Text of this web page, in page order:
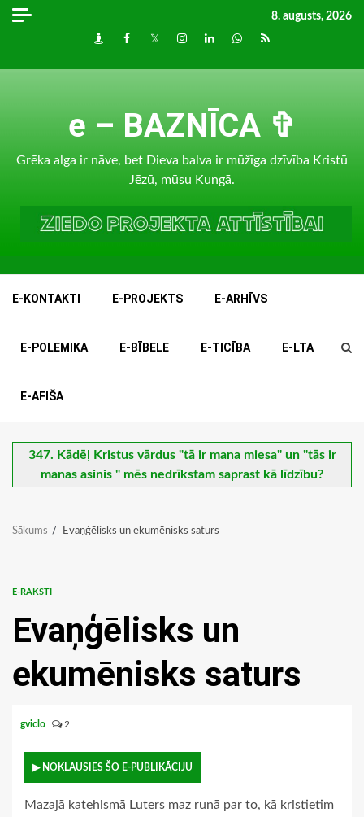
Skip
8. augusts, 2026
DraugiemFacebook
TwitterInstagram
LinkedInwhatsapp
RSS
e – BAZNĪCA ✞
Grēka alga ir nāve, bet Dieva balva ir mūžīga dzīvība Kristū
Jēzū, mūsu Kungā.
E-KONTAKTI E-PROJEKTS E-ARHĪVS
E-POLEMIKA E-BĪBELE E-TICĪBA E-LTA
E-AFIŠA
347. Kādēļ Kristus vārdus "tā ir mana miesa" un "tās ir
manas asinis " mēs nedrīkstam saprast kā līdzību?
Sākums Evaņģēlisks un ekumēnisks saturs
E-RAKSTI
Evaņģēlisks un
ekumēnisks saturs
gviclo 2
▶ NOKLAUSIES ŠO E-PUBLIKĀCIJU
Mazajā katehismā Luters maz runā par to, kā kristietim